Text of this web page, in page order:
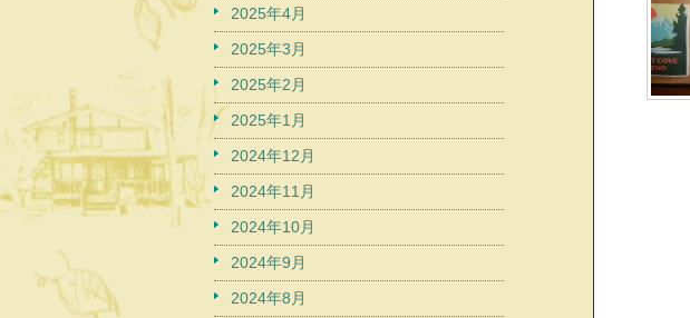
2025年4月
2025年3月
2025年2月
2025年1月
2024年12月
2024年11月
2024年10月
2024年9月
2024年8月